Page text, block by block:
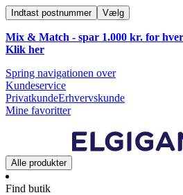
Indtast postnummer Vælg
Mix & Match - spar 1.000 kr. for
Klik her
Spring navigationen over
Kundeservice
PrivatkundeErhvervskunde
Mine favoritter
Alle produkter
Find butik